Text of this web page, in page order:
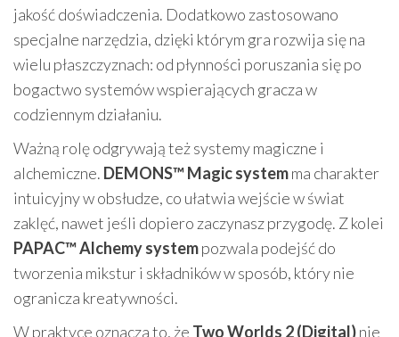
jakość doświadczenia. Dodatkowo zastosowano
specjalne narzędzia, dzięki którym gra rozwija się na
wielu płaszczyznach: od płynności poruszania się po
bogactwo systemów wspierających gracza w
codziennym działaniu.
Ważną rolę odgrywają też systemy magiczne i
alchemiczne. DEMONS™ Magic systemma charakter
intuicyjny w obsłudze, co ułatwia wejście w świat
zaklęć, nawet jeśli dopiero zaczynasz przygodę. Z kolei
PAPAC™ Alchemy systempozwala podejść do
tworzenia mikstur i składników w sposób, który nie
ogranicza kreatywności.
W praktyce oznacza to, że Two Worlds 2 (Digital)nie